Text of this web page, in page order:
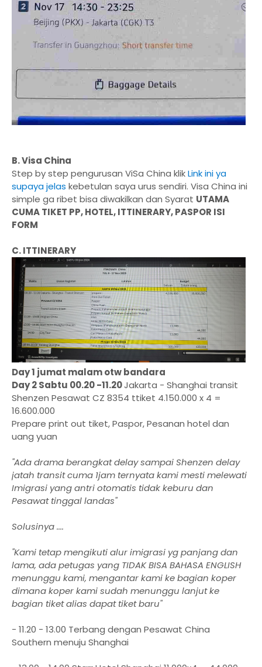
B. Visa China
Step by step pengurusan ViSa China klikLink ini ya
supaya jelas kebetulan saya urus sendiri. Visa China ini
simple ga ribet bisa diwakilkan dan Syarat UTAMA
CUMA TIKET PP, HOTEL, ITTINERARY, PASPOR ISI
FORM
C. ITTINERARY
Day 1 jumat malam otw bandara
Day 2 Sabtu 00.20 -11.20Jakarta - Shanghai transit
Shenzen Pesawat CZ 8354 ttiket 4.150.000 x 4 =
16.600.000
Prepare print out tiket, Paspor, Pesanan hotel dan
uang yuan
"Ada drama berangkat delay sampai Shenzen delay
jatah transit cuma 1jam ternyata kami mesti melewati
Imigrasi yang antri otomatis tidak keburu dan
Pesawat tinggal landas"
Solusinya ....
"Kami tetap mengikuti alur imigrasi yg panjang dan
lama, ada petugas yang TIDAK BISA BAHASA ENGLISH
menunggu kami, mengantar kami ke bagian koper
dimana koper kami sudah menunggu lanjut ke
bagian tiket alias dapat tiket baru"
- 11.20 - 13.00 Terbang dengan Pesawat China
Southern menuju Shanghai